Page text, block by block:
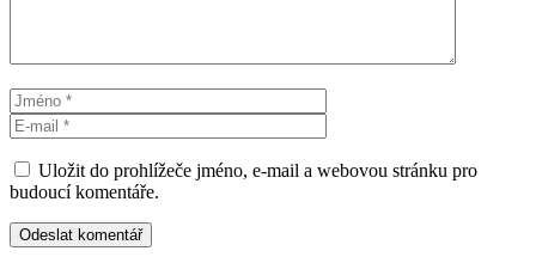
Jméno
mail
Uložit do prohlížeče jméno, e-mail a webovou stránku pro
budoucí komentáře.